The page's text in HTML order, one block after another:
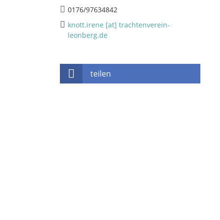
0176/97634842
knott.irene [at] trachtenverein-
leonberg.de
teilen